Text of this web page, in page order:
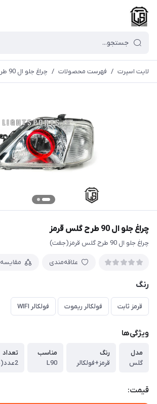
لایت اسپرت / فهرست محصولات / چراغ جلو ال 90 طرح گلس قرمز
چراغ جلو ال 90 طرح گلس قرمز
چراغ جلو ال 90 طرح گلس قرمز(جفت)
علاقه‌مندی مقایسه
رنگ
قرمز ثابت فولکالر ریموت فولکالر WIFI
ویژگی‌ها
مدل
گلس
رنگ
قرمز+فولکالر
مناسب
L90
تعداد
2عدد(جفت)
قیمت: